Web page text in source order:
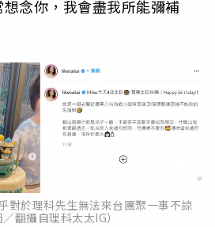
念你，我會盡我所能彌補
對於理科先生無法來台團聚一事不諒
翻攝自理科太太IG）